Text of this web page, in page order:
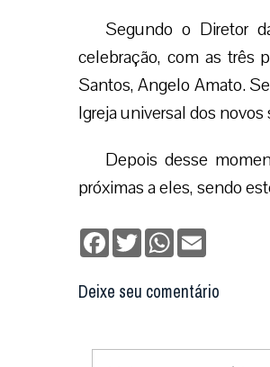
Segundo o Diretor
celebração, com as três
Santos, Angelo Amato.
Igreja universal dos novos
Depois desse
próximas a eles, sendo
Facebook
TwitterWhatsApp
Deixe seu comentário